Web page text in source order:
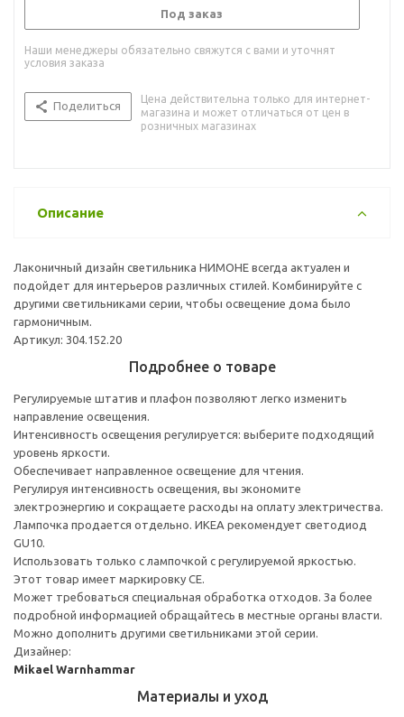
Под заказ
Наши менеджеры обязательно свяжутся с вами и уточнят
условия заказа
Поделиться
Цена действительна только для интернет-
магазина и может отличаться от цен в
розничных магазинах
Описание
Лаконичный дизайн светильника НИМОНЕ всегда актуален и
подойдет для интерьеров различных стилей. Комбинируйте с
другими светильниками серии, чтобы освещение дома было
гармоничным.
Артикул: 304.152.20
Подробнее о товаре
Регулируемые штатив и плафон позволяют легко изменить
направление освещения.
Интенсивность освещения регулируется: выберите подходящий
уровень яркости.
Обеспечивает направленное освещение для чтения.
Регулируя интенсивность освещения, вы экономите
электроэнергию и сокращаете расходы на оплату электричества.
Лампочка продается отдельно. ИКЕА рекомендует светодиод
GU10.
Использовать только с лампочкой с регулируемой яркостью.
Этот товар имеет маркировку CE.
Может требоваться специальная обработка отходов. За более
подробной информацией обращайтесь в местные органы власти.
Можно дополнить другими светильниками этой серии.
Дизайнер:
Mikael Warnhammar
Материалы и уход